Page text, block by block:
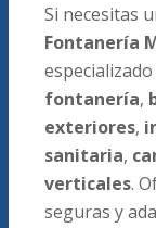
Si necesitas
Fontanería
fontanería,
exteriores,
sanitaria,
verticales.
seguras y